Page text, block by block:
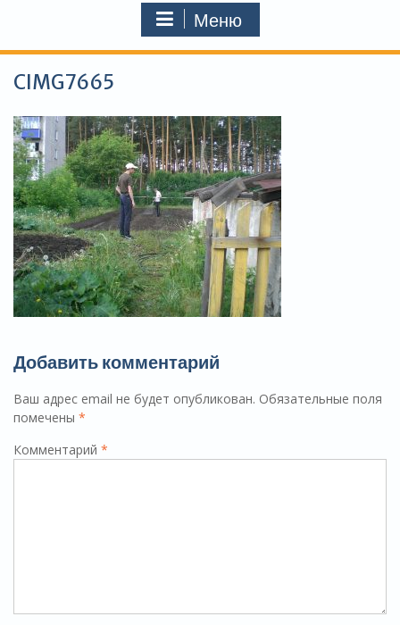
Меню
CIMG7665
Добавить комментарий
Ваш адрес email не будет опубликован. Обязательные поля
помечены *
Комментарий *